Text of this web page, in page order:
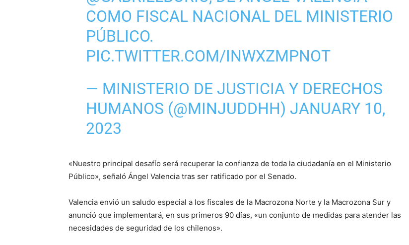
COMO FISCAL NACIONAL DEL MINISTERIO
PÚBLICO.
PIC.TWITTER.COM/INWXZMPNOT
— MINISTERIO DE JUSTICIA Y DERECHOS
HUMANOS (@MINJUDDHH) JANUARY 10,
2023
«Nuestro principal desafío será recuperar la confianza de toda la ciudadanía en el Ministerio
Público», señaló Ángel Valencia tras ser ratificado por el Senado.
Valencia envió un saludo especial a los fiscales de la Macrozona Norte y la Macrozona Sur y
anunció que implementará, en sus primeros 90 días, «un conjunto de medidas para atender las
necesidades de seguridad de los chilenos».